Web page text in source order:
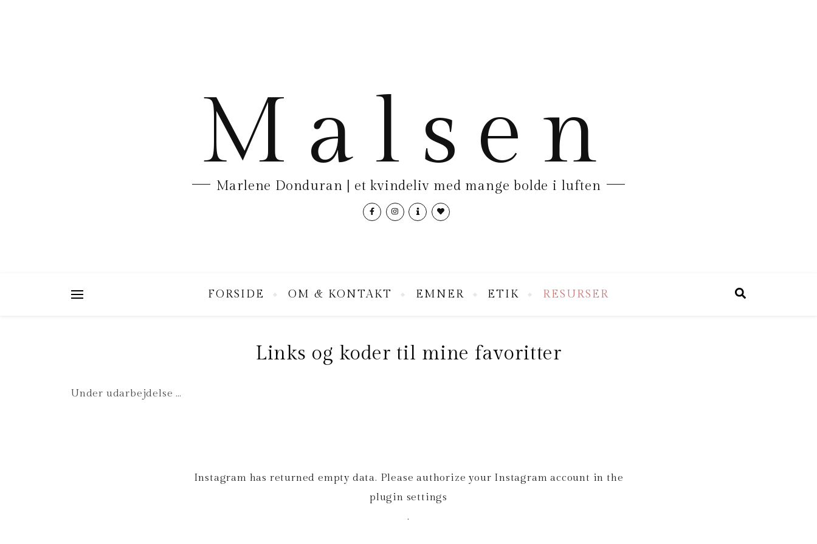
Malsen
Marlene Donduran | et kvindeliv med mange bolde i luften
FORSIDE OM & KONTAKT EMNER ETIK RESURSER
Links og koder til mine favoritter
Under udarbejdelse …
Instagram has returned empty data. Please authorize your Instagram account in the
plugin settings
.